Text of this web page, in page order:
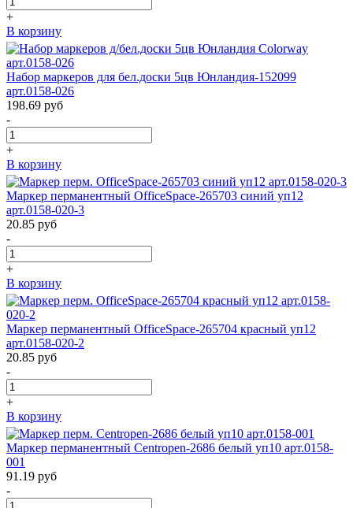
+
В корзину
Набор маркеров для бел.доски 5цв Юнландия-152099
арт.0158-026
198.69 руб
-
+
В корзину
Маркер перманентный OfficeSpace-265703 синий уп12
арт.0158-020-3
20.85 руб
-
+
В корзину
Маркер перманентный OfficeSpace-265704 красный уп12
арт.0158-020-2
20.85 руб
-
+
В корзину
Маркер перманентный Centropen-2686 белый уп10 арт.0158-
001
91.19 руб
-